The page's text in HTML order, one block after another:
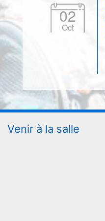
02
Oct
Venir à la salle